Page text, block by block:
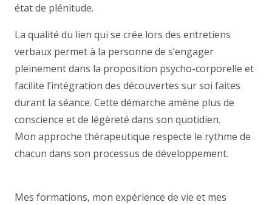
état de plénitude.
La qualité du lien qui se crée lors des entretiens
verbaux permet à la personne de s’engager
pleinement dans la proposition psycho-corporelle et
facilite l’intégration des découvertes sur soi faites
durant la séance. Cette démarche amène plus de
conscience et de légèreté dans son quotidien.
Mon approche thérapeutique respecte le rythme de
chacun dans son processus de développement.
Mes formations, mon expérience de vie et mes